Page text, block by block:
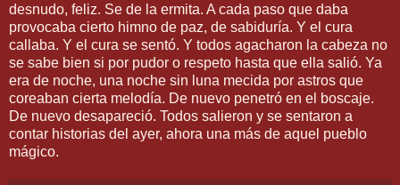
desnudo, feliz. Se de la ermita. A cada paso que daba
provocaba cierto himno de paz, de sabiduría. Y el cura
callaba. Y el cura se sentó. Y todos agacharon la cabeza no
se sabe bien si por pudor o respeto hasta que ella salió. Ya
era de noche, una noche sin luna mecida por astros que
coreaban cierta melodía. De nuevo penetró en el boscaje.
De nuevo desapareció. Todos salieron y se sentaron a
contar historias del ayer, ahora una más de aquel pueblo
mágico.